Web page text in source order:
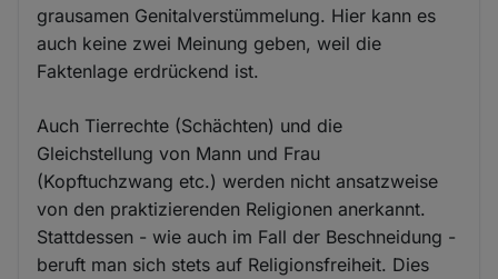
grausamen Genitalverstümmelung. Hier kann es
auch keine zwei Meinung geben, weil die
Faktenlage erdrückend ist.
Auch Tierrechte (Schächten) und die
Gleichstellung von Mann und Frau
(Kopftuchzwang etc.) werden nicht ansatzweise
von den praktizierenden Religionen anerkannt.
Stattdessen - wie auch im Fall der Beschneidung -
beruft man sich stets auf Religionsfreiheit. Dies